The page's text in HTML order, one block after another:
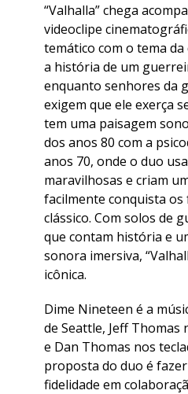
“Valhalla” chega
videoclipe
temático com o tema da
a história de um
enquanto senhores da
exigem que ele exerça
tem uma paisagem
dos anos 80 com a
anos 70, onde o duo
maravilhosas e criam
facilmente conquista os
clássico. Com solos de
que contam história e
sonora imersiva,
icônica.
Dime Nineteen é a
de Seattle, Jeff Thomas
e Dan Thomas nos
proposta do duo é
fidelidade em